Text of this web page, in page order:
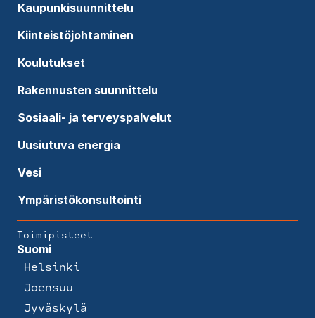
Kaupunkisuunnittelu
Kiinteistöjohtaminen
Koulutukset
Rakennusten suunnittelu
Sosiaali- ja terveyspalvelut
Uusiutuva energia
Vesi
Ympäristökonsultointi
Toimipisteet
Suomi
Helsinki
Joensuu
Jyväskylä